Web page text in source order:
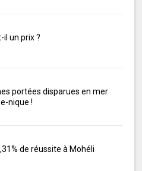
il un prix ?
portées disparues en mer
nique !
de réussite à Mohéli